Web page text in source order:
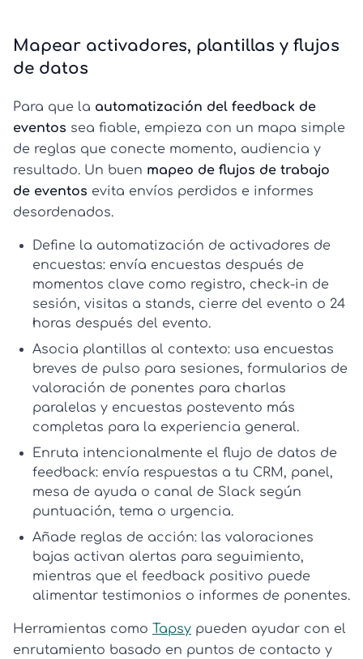
Mapear activadores, plantillas y flujos
de datos
Para que la automatización del feedback de
eventos sea fiable, empieza con un mapa simple
de reglas que conecte momento, audiencia y
resultado. Un buen mapeo de flujos de trabajo
de eventos evita envíos perdidos e informes
desordenados.
Define la automatización de activadores de
encuestas: envía encuestas después de
momentos clave como registro, check-in de
sesión, visitas a stands, cierre del evento o 24
horas después del evento.
Asocia plantillas al contexto: usa encuestas
breves de pulso para sesiones, formularios de
valoración de ponentes para charlas
paralelas y encuestas postevento más
completas para la experiencia general.
Enruta intencionalmente el flujo de datos de
feedback: envía respuestas a tu CRM, panel,
mesa de ayuda o canal de Slack según
puntuación, tema o urgencia.
Añade reglas de acción: las valoraciones
bajas activan alertas para seguimiento,
mientras que el feedback positivo puede
alimentar testimonios o informes de ponentes.
Herramientas como Tapsy pueden ayudar con el
enrutamiento basado en puntos de contacto y